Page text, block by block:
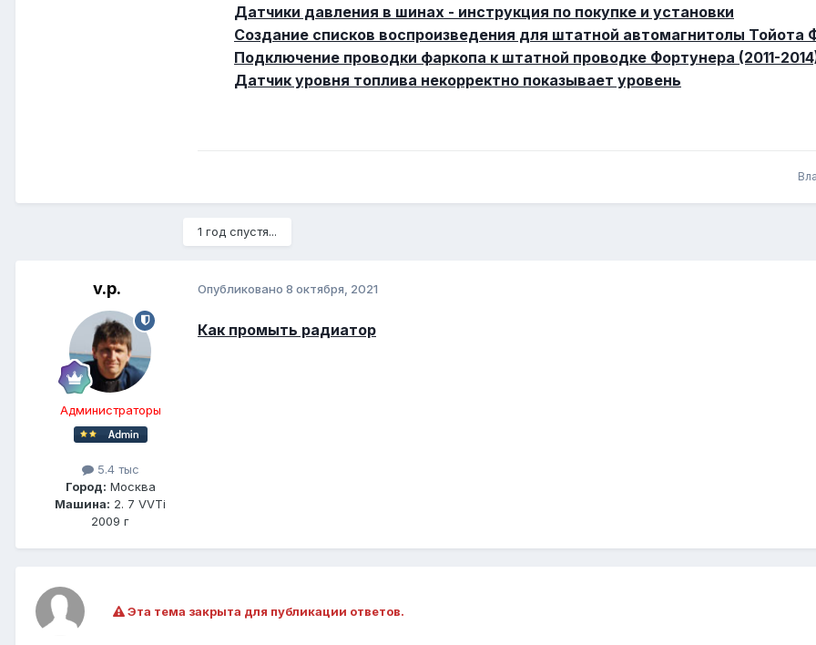
Датчики давления в шинах - инструкция по покупке и установки
Создание списков воспроизведения для штатной автомагнитолы Тойота
Подключение проводки фаркопа к штатной проводке Фортунера (2011-
Датчик уровня топлива некорректно показывает уровень
1 год спустя...
v.p.
Администраторы
5.4 тыс
Город: Москва
Машина: 2. 7 VVTi
2009 г
Опубликовано 8 октября, 2021
Как промыть радиатор
Эта тема закрыта для публикации ответов.